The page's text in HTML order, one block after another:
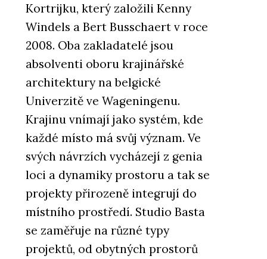
Kortrijku, který založili Kenny
Windels a Bert Busschaert v roce
2008. Oba zakladatelé jsou
absolventi oboru krajinářské
architektury na belgické
Univerzitě ve Wageningenu.
Krajinu vnímají jako systém, kde
každé místo má svůj význam. Ve
svých návrzích vycházejí z genia
loci a dynamiky prostoru a tak se
projekty přirozeně integrují do
místního prostředí. Studio Basta
se zaměřuje na různé typy
projektů, od obytných prostorů